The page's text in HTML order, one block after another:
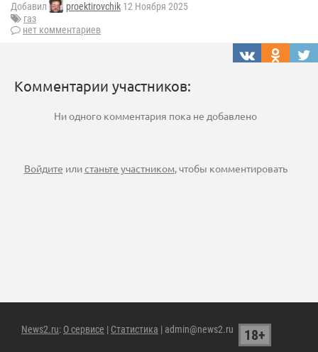
Добавил proektirovchik 12 Ноября 2025
газ
нет комментариев
Комментарии участников:
Ни одного комментария пока не добавлено
Войдите илистаньте участником, чтобы комментировать
News2.ru: О сервисе | Статистика | admin@news2.ru 18+